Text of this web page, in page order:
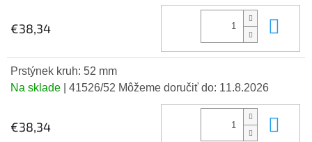
€38,34
Prstýnek kruh: 52 mm
Na sklade
| 41526/52 Môžeme doručiť do: 11.8.2026
€38,34